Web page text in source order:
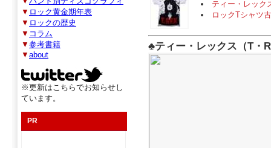
ティー・レック
ロックTシャツ
♣ティー・レックス（T・
▼ ロック黄金期年表
▼ ロックの歴史
▼ コラム
▼ 参考書籍
▼ about
※更新はこちらでお知らせし
ています。
PR